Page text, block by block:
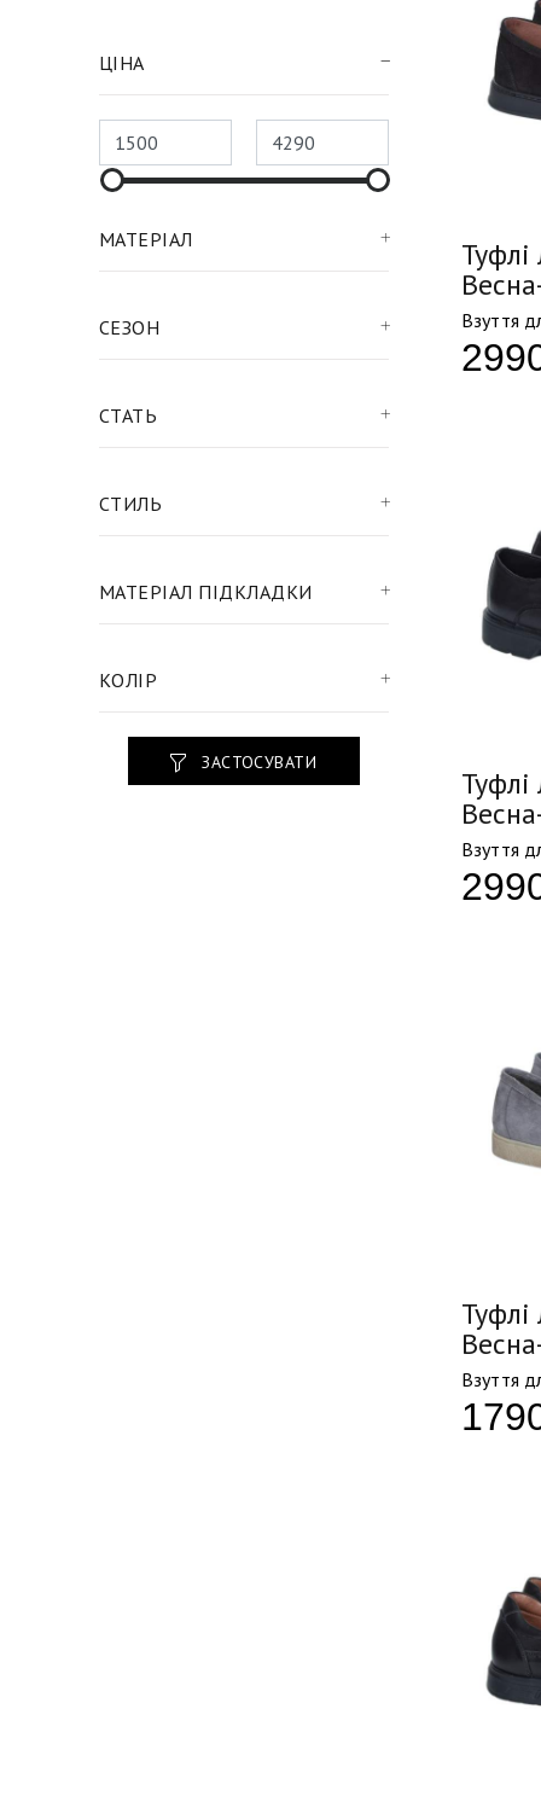
ЦІНА
МАТЕРІАЛ
СЕЗОН
СТАТЬ
СТИЛЬ
МАТЕРІАЛ ПІДКЛАДКИ
КОЛІР
ЗАСТОСУВАТИ
Туфлі
Взуття
Туфлі
Взуття
Туфлі
Взуття